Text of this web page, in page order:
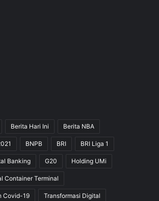
Berita Hari Ini Berita NBA
BNPB BRI BRI Liga 1
Banking G20 Holding UMi
Container Terminal
Covid-19 Transformasi Digital